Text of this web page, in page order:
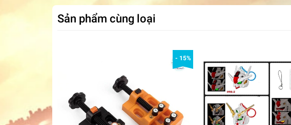
Sản phẩm cùng loại
- 15%